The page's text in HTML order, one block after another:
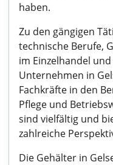
haben.
Zu den gängigen
technische Berufe,
im Einzelhandel
Unternehmen in
Fachkräfte in den
Pflege und
sind vielfältig und
zahlreiche
Die Gehälter in